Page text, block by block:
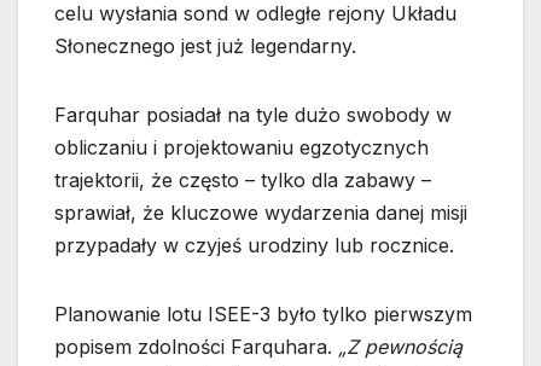
celu wysłania sond w odległe rejony Układu
Słonecznego jest już legendarny.
Farquhar posiadał na tyle dużo swobody w
obliczaniu i projektowaniu egzotycznych
trajektorii, że często – tylko dla zabawy –
sprawiał, że kluczowe wydarzenia danej misji
przypadały w czyjeś urodziny lub rocznice.
Planowanie lotu ISEE-3 było tylko pierwszym
popisem zdolności Farquhara. „Z pewnością